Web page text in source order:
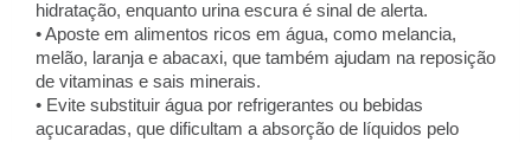
hidratação, enquanto urina escura é sinal de alerta.
• Aposte em alimentos ricos em água, como melancia,
melão, laranja e abacaxi, que também ajudam na reposição
de vitaminas e sais minerais.
• Evite substituir água por refrigerantes ou bebidas
açucaradas, que dificultam a absorção de líquidos pelo